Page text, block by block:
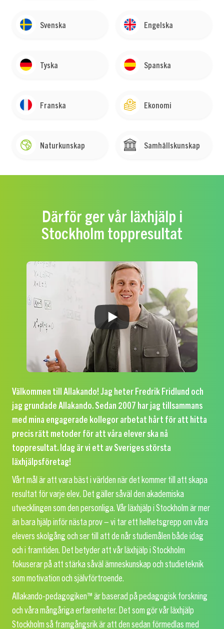
Svenska Engelska
Tyska Spanska
Franska Ekonomi
Naturkunskap Samhällskunskap
Därför ger vår läxhjälp i
Stockholm toppresultat
Välkommen till Allakando! Jag heter Fredrik Fridlund och
jag grundade Allakando. Sedan 2007 har jag tillsammans
med mina engagerade kollegor arbetat hårt för att hitta
precis rätt metoder för att våra elever ska nå
toppresultat. Idag är vi ett av Sveriges största
läxhjälpsföretag!
Vårt mål är att vara bäst i världen när det kommer till att skapa
resultat för varje elev. Det gäller såväl den akademiska
utvecklingen som den personliga. Vår läxhjälp i Stockholm är mer
än bara hjälp inför nästa prov – vi tar ett helhetsgrepp om våra
elevers skolgång och ser till att de når studiemålen både idag
och i framtiden. Det betyder att vår läxhjälp i Stockholm
fokuserar på att stärka såväl ämneskunskap och studieteknik
som motivation och självförtroende.
Allakando-pedagogiken™ är baserad på pedagogisk forskning
och våra mångåriga erfarenheter. Det som gör vår läxhjälp
Stockholm så framgångsrik är att den sedan förmedlas med